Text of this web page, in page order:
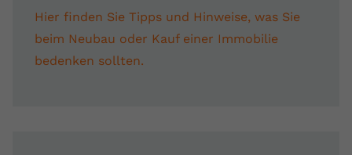
Hier finden Sie Tipps und Hinweise, was Sie
beim Neubau oder Kauf einer Immobilie
bedenken sollten.